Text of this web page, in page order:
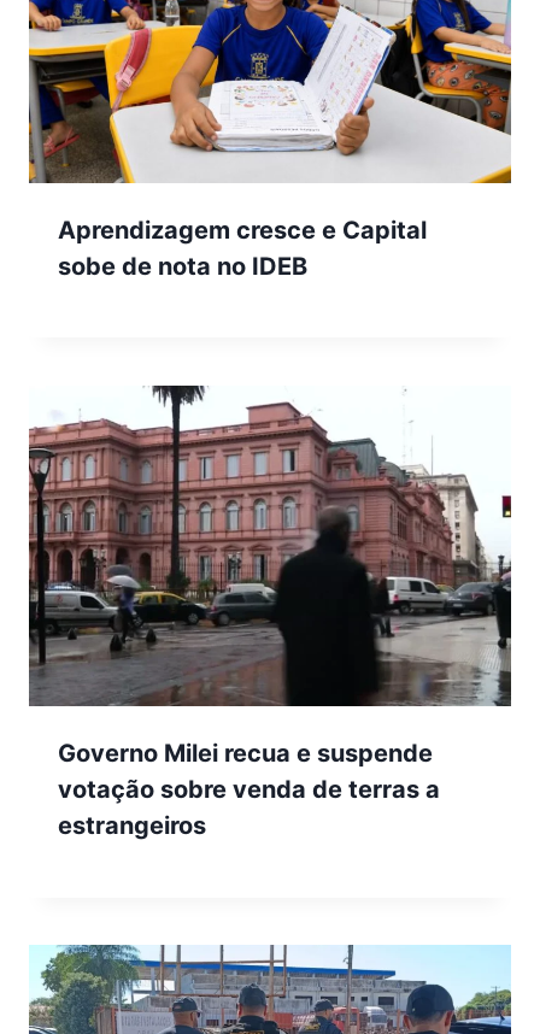
Aprendizagem cresce e Capital
sobe de nota no IDEB
Governo Milei recua e suspende
votação sobre venda de terras a
estrangeiros